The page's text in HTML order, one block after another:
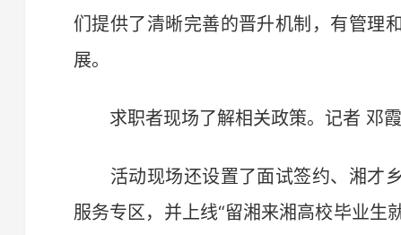
们提供了清晰完善的晋升机制，有管理
展。
求职者现场了解相关政策。记者 邓
活动现场还设置了面试签约、湘才乡
服务专区，并上线“留湘来湘高校毕业生